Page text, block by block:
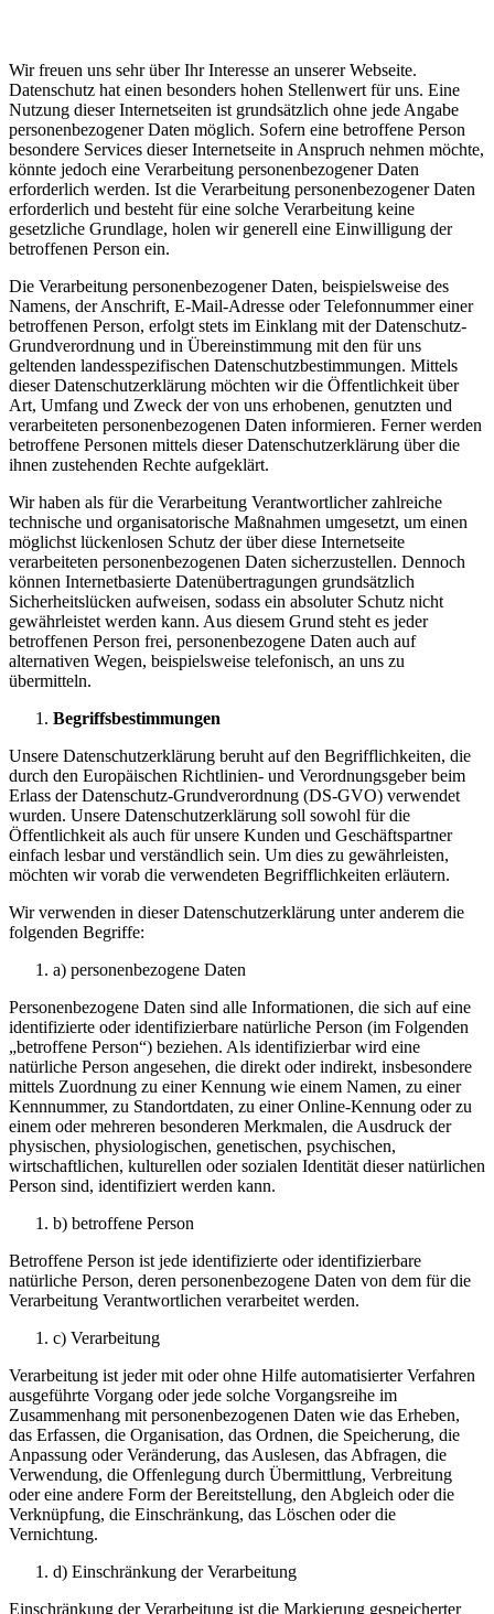
Wir freuen uns sehr über Ihr Interesse an unserer Webseite.
Datenschutz hat einen besonders hohen Stellenwert für uns. Eine
Nutzung dieser Internetseiten ist grundsätzlich ohne jede Angabe
personenbezogener Daten möglich. Sofern eine betroffene Person
besondere Services dieser Internetseite in Anspruch nehmen möchte,
könnte jedoch eine Verarbeitung personenbezogener Daten
erforderlich werden. Ist die Verarbeitung personenbezogener Daten
erforderlich und besteht für eine solche Verarbeitung keine
gesetzliche Grundlage, holen wir generell eine Einwilligung der
betroffenen Person ein.
Die Verarbeitung personenbezogener Daten, beispielsweise des
Namens, der Anschrift, E-Mail-Adresse oder Telefonnummer einer
betroffenen Person, erfolgt stets im Einklang mit der Datenschutz-
Grundverordnung und in Übereinstimmung mit den für uns
geltenden landesspezifischen Datenschutzbestimmungen. Mittels
dieser Datenschutzerklärung möchten wir die Öffentlichkeit über
Art, Umfang und Zweck der von uns erhobenen, genutzten und
verarbeiteten personenbezogenen Daten informieren. Ferner werden
betroffene Personen mittels dieser Datenschutzerklärung über die
ihnen zustehenden Rechte aufgeklärt.
Wir haben als für die Verarbeitung Verantwortlicher zahlreiche
technische und organisatorische Maßnahmen umgesetzt, um einen
möglichst lückenlosen Schutz der über diese Internetseite
verarbeiteten personenbezogenen Daten sicherzustellen. Dennoch
können Internetbasierte Datenübertragungen grundsätzlich
Sicherheitslücken aufweisen, sodass ein absoluter Schutz nicht
gewährleistet werden kann. Aus diesem Grund steht es jeder
betroffenen Person frei, personenbezogene Daten auch auf
alternativen Wegen, beispielsweise telefonisch, an uns zu
übermitteln.
Begriffsbestimmungen
Unsere Datenschutzerklärung beruht auf den Begrifflichkeiten, die
durch den Europäischen Richtlinien- und Verordnungsgeber beim
Erlass der Datenschutz-Grundverordnung (DS-GVO) verwendet
wurden. Unsere Datenschutzerklärung soll sowohl für die
Öffentlichkeit als auch für unsere Kunden und Geschäftspartner
einfach lesbar und verständlich sein. Um dies zu gewährleisten,
möchten wir vorab die verwendeten Begrifflichkeiten erläutern.
Wir verwenden in dieser Datenschutzerklärung unter anderem die
folgenden Begriffe:
a) personenbezogene Daten
Personenbezogene Daten sind alle Informationen, die sich auf eine
identifizierte oder identifizierbare natürliche Person (im Folgenden
„betroffene Person“) beziehen. Als identifizierbar wird eine
natürliche Person angesehen, die direkt oder indirekt, insbesondere
mittels Zuordnung zu einer Kennung wie einem Namen, zu einer
Kennnummer, zu Standortdaten, zu einer Online-Kennung oder zu
einem oder mehreren besonderen Merkmalen, die Ausdruck der
physischen, physiologischen, genetischen, psychischen,
wirtschaftlichen, kulturellen oder sozialen Identität dieser natürlichen
Person sind, identifiziert werden kann.
b) betroffene Person
Betroffene Person ist jede identifizierte oder identifizierbare
natürliche Person, deren personenbezogene Daten von dem für die
Verarbeitung Verantwortlichen verarbeitet werden.
c) Verarbeitung
Verarbeitung ist jeder mit oder ohne Hilfe automatisierter Verfahren
ausgeführte Vorgang oder jede solche Vorgangsreihe im
Zusammenhang mit personenbezogenen Daten wie das Erheben,
das Erfassen, die Organisation, das Ordnen, die Speicherung, die
Anpassung oder Veränderung, das Auslesen, das Abfragen, die
Verwendung, die Offenlegung durch Übermittlung, Verbreitung
oder eine andere Form der Bereitstellung, den Abgleich oder die
Verknüpfung, die Einschränkung, das Löschen oder die
Vernichtung.
d) Einschränkung der Verarbeitung
Einschränkung der Verarbeitung ist die Markierung gespeicherter